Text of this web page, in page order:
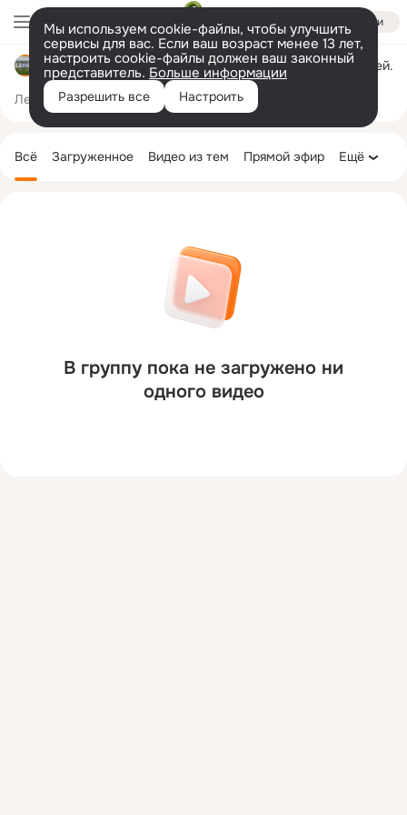
Войти
Мы используем cookie-файлы, чтобы улучшить
сервисы для вас. Если ваш возраст менее 13 лет,
настроить cookie-файлы должен ваш законный
представитель. Больше информации
Разрешить все Настроить
Дом Культуры с. Белокаменка. Филиал №14. Колышлей.
Лента Участники 213 Темы 3.5K Фото
В группу пока не загружено ни
одного видео
колонка
Всё Загруженное Видео из тем Прямой эфир Ещё